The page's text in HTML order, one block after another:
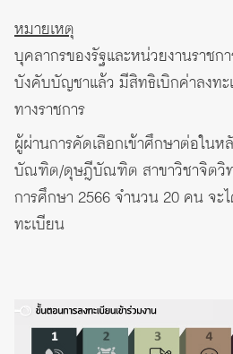
หมายเหตุ
บุคลากรของรัฐและหน่วยงานราช
บังคับบัญชาแล้ว มีสิทธิเบิกค่าลงทะ
ทางราชการ
ผู้ผ่านการคัดเลือกเข้าศึกษาต่อใน
บัณฑิต/ดุษฎีบัณฑิต สาขาวิชาจิตวิท
การศึกษา 2566 จำนวน 20 คน จะ
ทะเบียน